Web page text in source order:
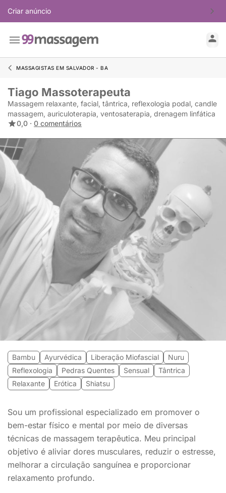
Criar anúncio
MASSAGISTAS EM SALVADOR - BA
Tiago Massoterapeuta
Massagem relaxante, facial, tântrica, reflexologia podal, candle
massagem, auriculoterapia, ventosaterapia, drenagem linfática
0,0 · 0 comentários
Bambu Ayurvédica Liberação Miofascial
Nuru
Reflexologia
Pedras Quentes Sensual
Tântrica
Relaxante
Erótica Shiatsu
Sou um profissional especializado em promover o
bem-estar físico e mental por meio de diversas
técnicas de massagem terapêutica. Meu principal
objetivo é aliviar dores musculares, reduzir o estresse,
melhorar a circulação sanguínea e proporcionar
relaxamento profundo.